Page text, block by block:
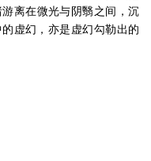
离在微光与阴翳之间，沉
虚幻，亦是虚幻勾勒出的